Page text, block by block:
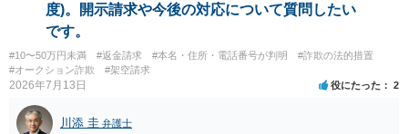
度)。開示請求や今後の対応について質問したい
です。
#10〜50万円未満 #返金請求 #本名・住所・電話番号が判明
#詐欺の法的措置
#オークション詐欺
#架空請求
2026年7月13日 役にたった 2
川添 圭 弁護士